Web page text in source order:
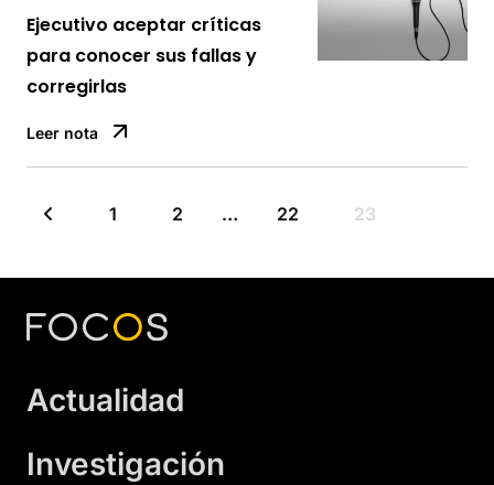
Ejecutivo aceptar críticas
para conocer sus fallas y
corregirlas
Leer nota
1 2 … 22 23
Actualidad
Investigación